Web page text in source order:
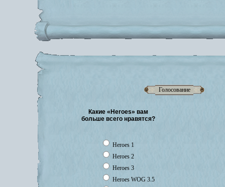
Голосование
Какие «Heroes» вам
больше всего нравятся?
Heroes 1
Heroes 2
Heroes 3
Heroes WOG 3.5